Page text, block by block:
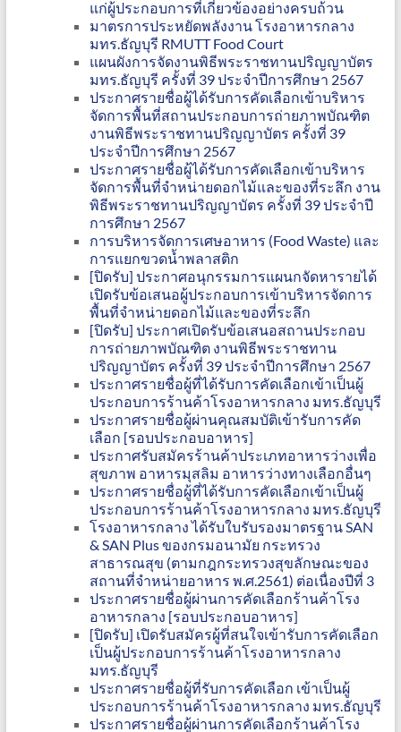
แก่ผู้ประกอบการที่เกี่ยวข้องอย่างครบถ้วน
มาตรการประหยัดพลังงาน โรงอาหารกลาง
มทร.ธัญบุรี RMUTT Food Court
แผนผังการจัดงานพิธีพระราชทานปริญญาบัตร
มทร.ธัญบุรี ครั้งที่ 39 ประจำปีการศึกษา 2567
ประกาศรายชื่อผู้ได้รับการคัดเลือกเข้าบริหาร
จัดการพื้นที่สถานประกอบการถ่ายภาพบัณฑิต
งานพิธีพระราชทานปริญญาบัตร ครั้งที่ 39
ประจำปีการศึกษา 2567
ประกาศรายชื่อผู้ได้รับการคัดเลือกเข้าบริหาร
จัดการพื้นที่จำหน่ายดอกไม้และของที่ระลึก งาน
พิธีพระราชทานปริญญาบัตร ครั้งที่ 39 ประจำปี
การศึกษา 2567
การบริหารจัดการเศษอาหาร (Food Waste) และ
การแยกขวดน้ำพลาสติก
[ปิดรับ] ประกาศอนุกรรมการแผนกจัดหารายได้
เปิดรับข้อเสนอผู้ประกอบการเข้าบริหารจัดการ
พื้นที่จำหน่ายดอกไม้และของที่ระลึก
[ปิดรับ] ประกาศเปิดรับข้อเสนอสถานประกอบ
การถ่ายภาพบัณฑิต งานพิธีพระราชทาน
ปริญญาบัตร ครั้งที่ 39 ประจำปีการศึกษา 2567
ประกาศรายชื่อผู้ที่ได้รับการคัดเลือกเข้าเป็นผู้
ประกอบการร้านค้าโรงอาหารกลาง มทร.ธัญบุรี
ประกาศรายชื่อผู้ผ่านคุณสมบัติเข้ารับการคัด
เลือก [รอบประกอบอาหาร]
ประกาศรับสมัครร้านค้าประเภทอาหารว่างเพื่อ
สุขภาพ อาหารมุสลิม อาหารว่างทางเลือกอื่นๆ
ประกาศรายชื่อผู้ที่ได้รับการคัดเลือกเข้าเป็นผู้
ประกอบการร้านค้าโรงอาหารกลาง มทร.ธัญบุรี
โรงอาหารกลาง ได้รับใบรับรองมาตรฐาน SAN
& SAN Plus ของกรมอนามัย กระทรวง
สาธารณสุข (ตามกฎกระทรวงสุขลักษณะของ
สถานที่จำหน่ายอาหาร พ.ศ.2561) ต่อเนื่องปีที่ 3
ประกาศรายชื่อผู้ผ่านการคัดเลือกร้านค้าโรง
อาหารกลาง [รอบประกอบอาหาร]
[ปิดรับ] เปิดรับสมัครผู้ที่สนใจเข้ารับการคัดเลือก
เป็นผู้ประกอบการร้านค้าโรงอาหารกลาง
มทร.ธัญบุรี
ประกาศรายชื่อผู้ที่รับการคัดเลือก เข้าเป็นผู้
ประกอบการร้านค้าโรงอาหารกลาง มทร.ธัญบุรี
ประกาศรายชื่อผู้ผ่านการคัดเลือกร้านค้าโรง